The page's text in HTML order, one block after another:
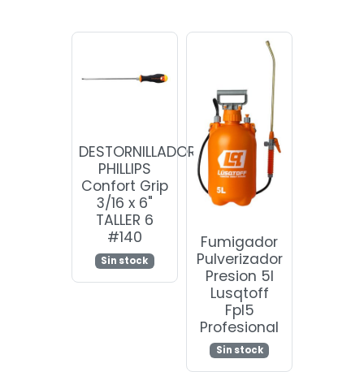
DESTORNILLADOR
PHILLIPS
Confort Grip
3/16 x 6"
TALLER 6
#140
Sin stock
Fumigador
Pulverizador
Presion 5l
Lusqtoff
Fpl5
Profesional
Sin stock